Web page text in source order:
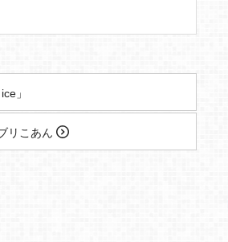
」
リこあん